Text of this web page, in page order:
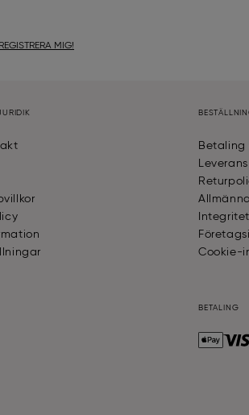
MIG!
Betaling
Leverans
Cookie-
BETALING